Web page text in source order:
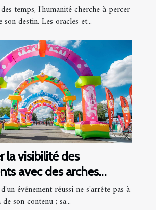
temps, l'humanité cherche à percer
son destin. Les oracles et...
la visibilité des
avec des arches
personnalisées
événement réussi ne s'arrête pas à
son contenu ; sa...